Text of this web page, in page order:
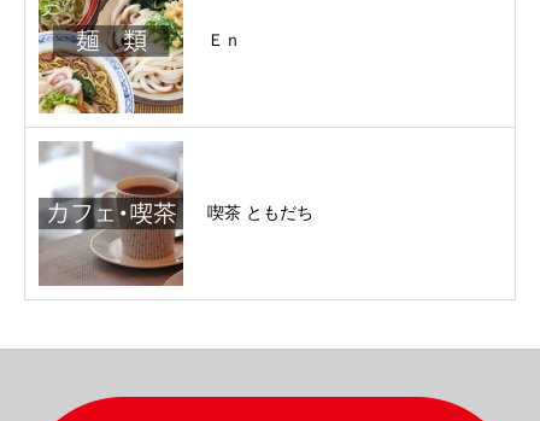
Ｅｎ
喫茶 ともだち